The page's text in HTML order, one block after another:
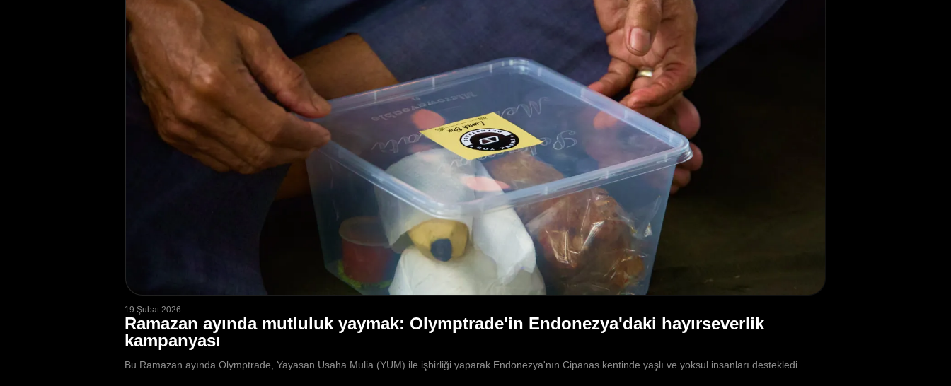
19 Şubat 2026
Ramazan ayında mutluluk yaymak: Olymptrade'in Endonezya'daki hayırseverlik
kampanyası
Bu Ramazan ayında Olymptrade, Yayasan Usaha Mulia (YUM) ile işbirliği yaparak Endonezya'nın Cipanas kentinde yaşlı ve yoksul insanları destekledi.